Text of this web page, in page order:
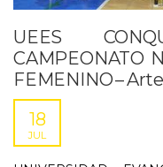
UEES
CAMPEONATO
FEMENINO –
18
JUL